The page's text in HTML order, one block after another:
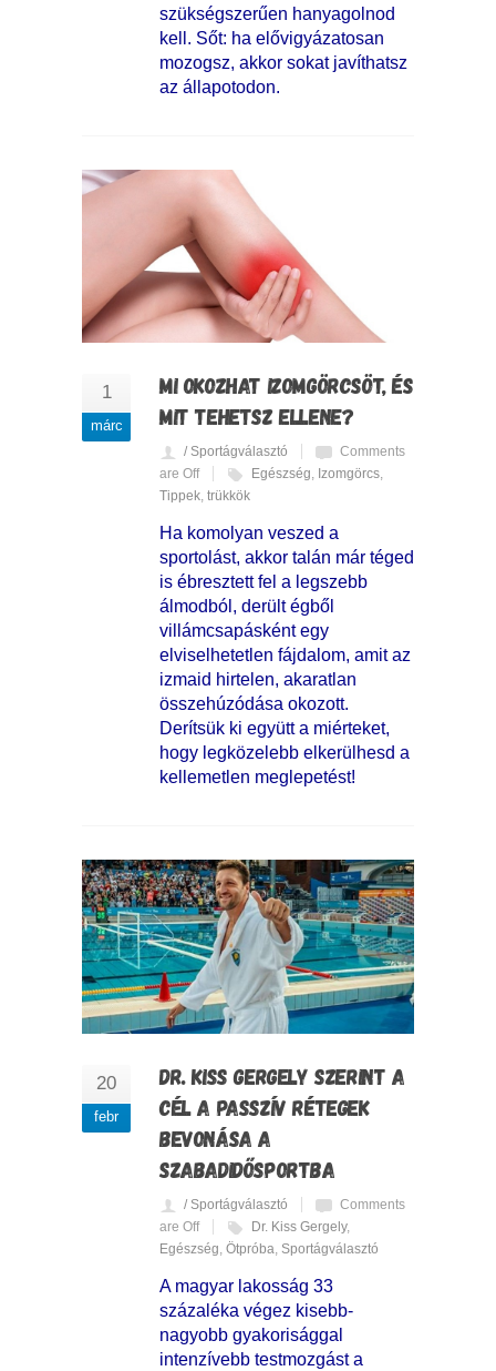
szükségszerűen hanyagolnod
kell. Sőt: ha elővigyázatosan
mozogsz, akkor sokat javíthatsz
az állapotodon.
1
márc
MI OKOZHAT IZOMGÖRCSÖT, ÉS
MIT TEHETSZ ELLENE?
/ Sportágválasztó
Comments
are Off
Egészség, Izomgörcs,
Tippek, trükkök
Ha komolyan veszed a
sportolást, akkor talán már téged
is ébresztett fel a legszebb
álmodból, derült égből
villámcsapásként egy
elviselhetetlen fájdalom, amit az
izmaid hirtelen, akaratlan
összehúzódása okozott.
Derítsük ki együtt a miérteket,
hogy legközelebb elkerülhesd a
kellemetlen meglepetést!
20
febr
DR. KISS GERGELY SZERINT A
CÉL A PASSZÍV RÉTEGEK
BEVONÁSA A
SZABADIDŐSPORTBA
/ Sportágválasztó
Comments
are Off
Dr. Kiss Gergely,
Egészség, Ötpróba, Sportágválasztó
A magyar lakosság 33
százaléka végez kisebb-
nagyobb gyakorisággal
intenzívebb testmozgást a